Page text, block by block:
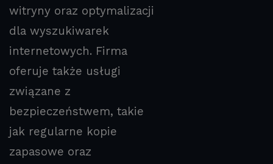
witryny oraz optymalizacji
dla wyszukiwarek
internetowych. Firma
oferuje także usługi
związane z
bezpieczeństwem, takie
jak regularne kopie
zapasowe oraz